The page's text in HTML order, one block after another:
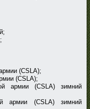
(CSLA);
(CSLA);
армии (CSLA) зимний
армии (CSLA) зимний